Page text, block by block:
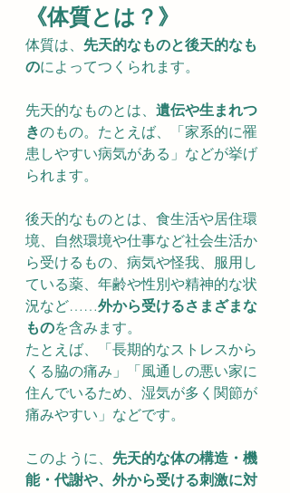
《体質とは？》
体質は、 先天的なものと後天的なも
のによってつくられます。
先天的なものとは、 遺伝や生まれつ
きのもの。たとえば、「家系的に罹
患しやすい病気がある」などが挙げ
られます。
後天的なものとは、食生活や居住環
境、自然環境や仕事など社会生活か
ら受けるもの、病気や怪我、服用し
ている薬、年齢や性別や精神的な状
況など……外から受けるさまざまな
ものを含みます。
たとえば、「長期的なストレスから
くる脇の痛み」「風通しの悪い家に
住んでいるため、湿気が多く関節が
痛みやすい」などです。
このように、 先天的な体の構造・機
能・代謝や、外から受ける刺激に対